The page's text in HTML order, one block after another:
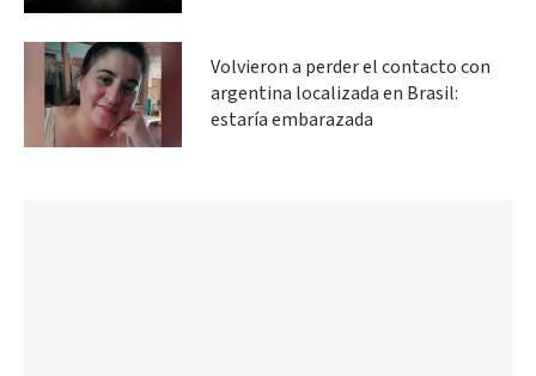
Volvieron a perder el contacto con
argentina localizada en Brasil:
estaría embarazada